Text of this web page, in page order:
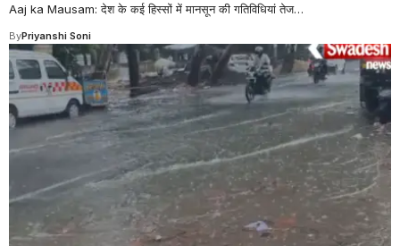
Aaj ka Mausam: देश के कई हिस्सों में मानसून की गतिविधियां तेज…
ByPriyanshi Soni